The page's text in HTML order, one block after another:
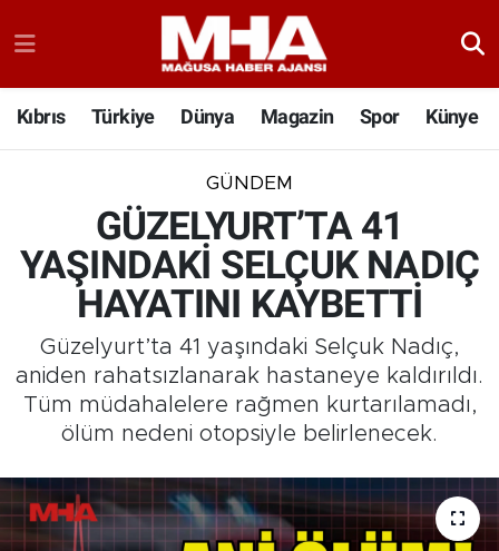
Kıbrıs Türkiye Dünya Magazin Spor Künye
GÜNDEM
GÜZELYURT’TA 41
YAŞINDAKİ SELÇUK NADIÇ
HAYATINI KAYBETTİ
Güzelyurt’ta 41 yaşındaki Selçuk Nadıç,
aniden rahatsızlanarak hastaneye kaldırıldı.
Tüm müdahalelere rağmen kurtarılamadı,
ölüm nedeni otopsiyle belirlenecek.